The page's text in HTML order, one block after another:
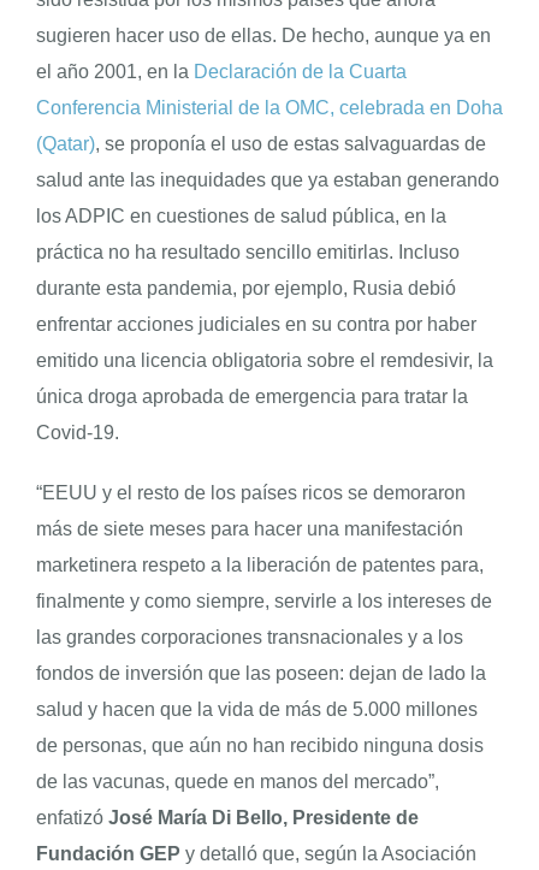
sugieren hacer uso de ellas. De hecho, aunque ya en
el año 2001, en la Declaración de la Cuarta
Conferencia Ministerial de la OMC, celebrada en Doha
(Qatar), se proponía el uso de estas salvaguardas de
salud ante las inequidades que ya estaban generando
los ADPIC en cuestiones de salud pública, en la
práctica no ha resultado sencillo emitirlas. Incluso
durante esta pandemia, por ejemplo, Rusia debió
enfrentar acciones judiciales en su contra por haber
emitido una licencia obligatoria sobre el remdesivir, la
única droga aprobada de emergencia para tratar la
Covid-19.
“EEUU y el resto de los países ricos se demoraron
más de siete meses para hacer una manifestación
marketinera respeto a la liberación de patentes para,
finalmente y como siempre, servirle a los intereses de
las grandes corporaciones transnacionales y a los
fondos de inversión que las poseen: dejan de lado la
salud y hacen que la vida de más de 5.000 millones
de personas, que aún no han recibido ninguna dosis
de las vacunas, quede en manos del mercado”,
enfatizó José María Di Bello, Presidente de
Fundación GEP y detalló que, según la Asociación